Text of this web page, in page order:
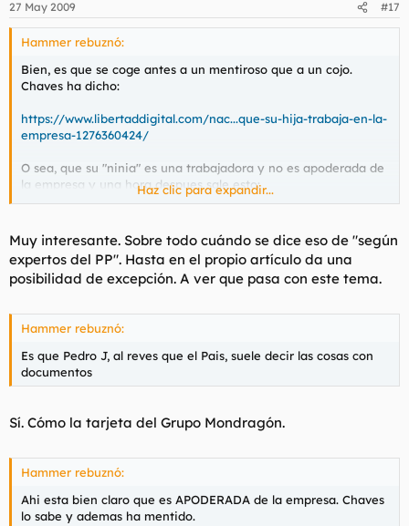
27 May 2009 #17
Hammer rebuznó:
Bien, es que se coge antes a un mentiroso que a un cojo.
Chaves ha dicho:
https://www.libertaddigital.com/nac...que-su-hija-trabaja-en-la-
empresa-1276360424/
O sea, que su "ninia" es una trabajadora y no es apoderada de
la empresa y una hora despues sale esto:
empleada-mas-1276360461/
https://www.libertaddigital.com/documentos/poder-de-paula-
chaves-una-empleada-mas-15832631.html
Haz clic para expandir...
Muy interesante. Sobre todo cuándo se dice eso de "según
expertos del PP". Hasta en el propio artículo da una
posibilidad de excepción. A ver que pasa con este tema.
Hammer rebuznó:
Es que Pedro J, al reves que el Pais, suele decir las cosas con
documentos
Sí. Cómo la tarjeta del Grupo Mondragón.
Hammer rebuznó:
Ahi esta bien claro que es APODERADA de la empresa. Chaves
lo sabe y ademas ha mentido.